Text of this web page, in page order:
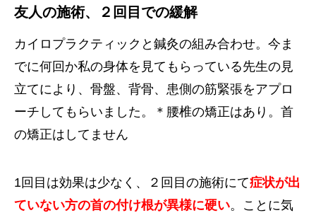
友人の施術、２回目での緩解
カイロプラクティックと鍼灸の組み合わせ。今ま
でに何回か私の身体を見てもらっている先生の見
立てにより、骨盤、背骨、患側の筋緊張をアプロ
ーチしてもらいました。＊腰椎の矯正はあり。首
の矯正はしてません
1回目は効果は少なく、２回目の施術にて症状が出
ていない方の首の付け根が異様に硬い。ことに気